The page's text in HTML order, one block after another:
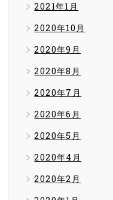
2021年1月
2020年10月
2020年9月
2020年8月
2020年7月
2020年6月
2020年5月
2020年4月
2020年2月